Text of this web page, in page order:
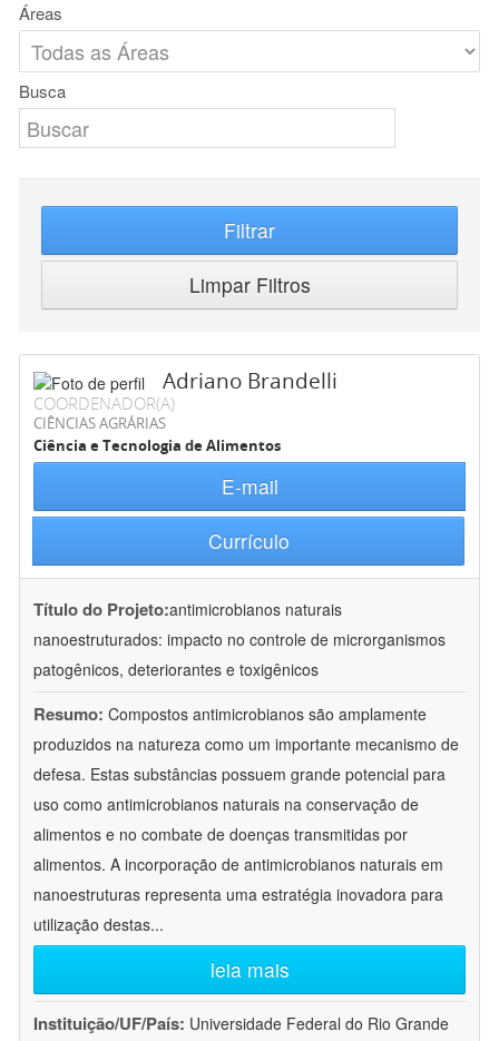
Áreas
Busca
Filtrar
Limpar Filtros
Adriano Brandelli
COORDENADOR(A)
CIÊNCIAS AGRÁRIAS
Ciência e Tecnologia de Alimentos
E-mail
Currículo
Título do Projeto:antimicrobianos naturais
nanoestruturados: impacto no controle de microrganismos
patogênicos, deteriorantes e toxigênicos
Resumo: Compostos antimicrobianos são amplamente
produzidos na natureza como um importante mecanismo de
defesa. Estas substâncias possuem grande potencial para
uso como antimicrobianos naturais na conservação de
alimentos e no combate de doenças transmitidas por
alimentos. A incorporação de antimicrobianos naturais em
nanoestruturas representa uma estratégia inovadora para
utilização destas...
leia mais
Instituição/UF/País: Universidade Federal do Rio Grande